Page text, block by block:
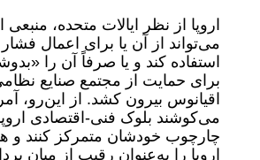
اروپا از نظر ایالات متحده،
می‌تواند از آن یا برای اعمال
استفاده کند و یا صرفاً آن را
برای حمایت از مجتمع صنایع
اقیانوس بیرون کشد. از این‌رو،
می‌کوشند بلوک فنی-اقتصادی
چارچوب خودشان متمرکز کنند و
اروپا را به‌عنوان رقیب از میان